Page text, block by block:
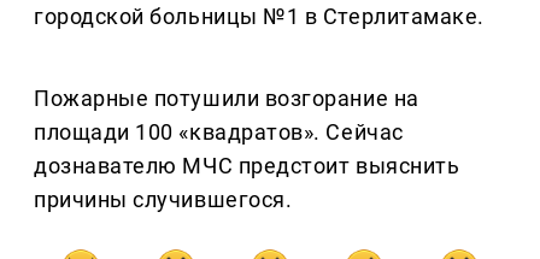
городской больницы №1 в Стерлитамаке.
Пожарные потушили возгорание на
площади 100 «квадратов». Сейчас
дознавателю МЧС предстоит выяснить
причины случившегося.